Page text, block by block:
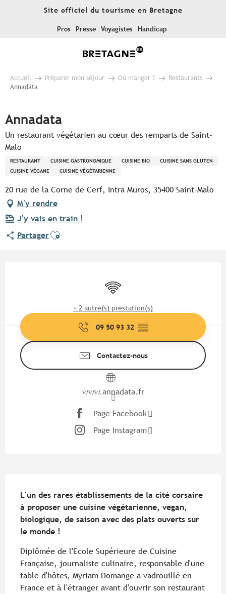
Site officiel du tourisme en Bretagne
Pros Presse Voyagistes Handicap
Accueil Préparer mon séjour Où manger ?
Restaurants
Annadata
Annadata
Un restaurant végétarien au cœur des remparts de Saint-
Malo
RESTAURANT CUISINE GASTRONOMIQUE CUISINE BIO
CUISINE SANS GLUTEN
CUISINE VÉGANE
CUISINE VÉGÉTARIENNE
20 rue de la Corne de Cerf, Intra Muros, 35400 Saint-Malo
M'y rendre
J'y vais en train !
PartagerAjouter aux favoris
WiFi
+ 2 autre(s) prestation(s)
09 50 93 32 ▒▒
Contactez-nous
www.annadata.fr
Page Facebook
Page Instagram
L'un des rares établissements de la cité corsaire
à proposer une cuisine végétarienne, vegan,
biologique, de saison avec des plats ouverts sur
le monde !
Diplômée de l'Ecole Supérieure de Cuisine
Française, journaliste culinaire, responsable d'une
table d'hôtes, Myriam Domange a vadrouillé en
France et à l'étranger avant d'ouvrir son restaurant